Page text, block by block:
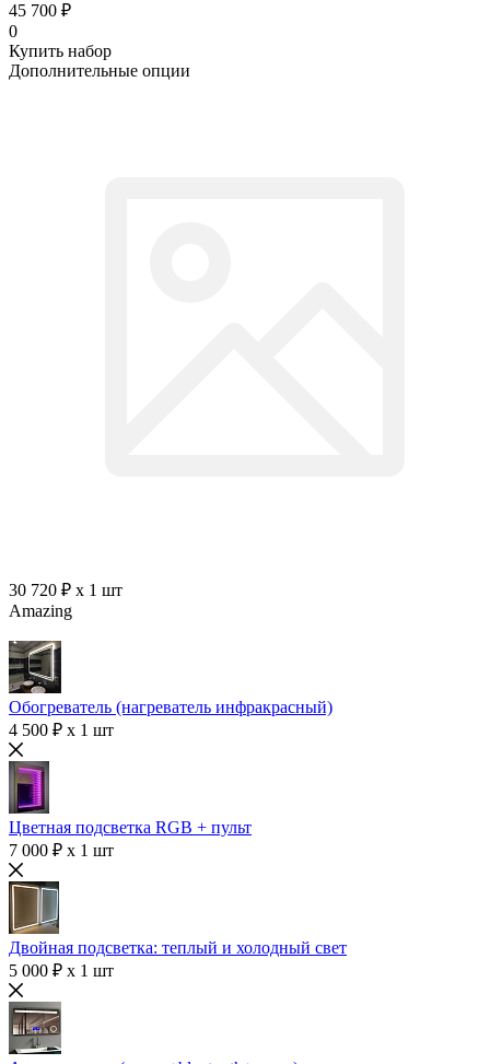
45 700 ₽
0
Купить набор
Дополнительные опции
30 720 ₽ x 1 шт
Amazing
Обогреватель (нагреватель инфракрасный)
4 500 ₽ x 1 шт
Цветная подсветка RGB + пульт
7 000 ₽ x 1 шт
Двойная подсветка: теплый и холодный свет
5 000 ₽ x 1 шт